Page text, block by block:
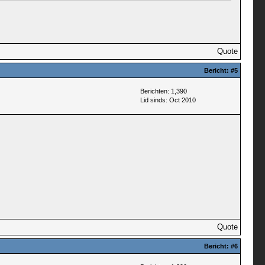
Quote
Bericht: #5
Berichten: 1,390
Lid sinds: Oct 2010
Quote
Bericht: #6